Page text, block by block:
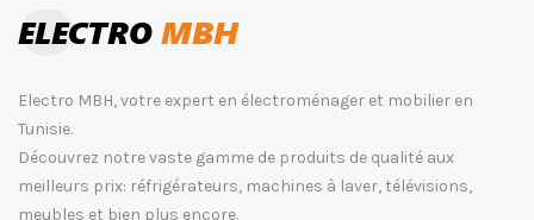
Electro MBH, votre expert en électroménager et mobilier en
Tunisie.
Découvrez notre vaste gamme de produits de qualité aux
meilleurs prix: réfrigérateurs, machines à laver, télévisions,
meubles et bien plus encore.